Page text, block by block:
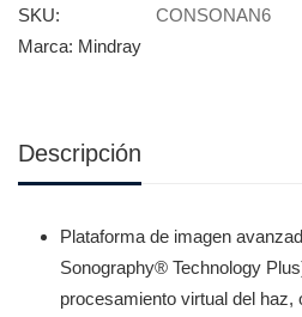
SKU:
CONSONAN6
Marca: Mindray
Descripción
Plataforma de imagen
Sonography® Technology
procesamiento virtual del haz,